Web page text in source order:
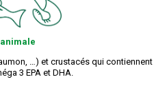
…) et crustacés qui contiennent
3 EPA et DHA.